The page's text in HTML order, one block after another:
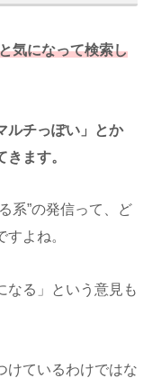
気になって検索し
ルチっぽい」とか
ます。
系”の発信って、ど
よね。
なる」という意見も
けているわけではな